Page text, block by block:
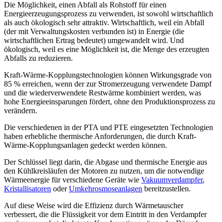
Die Möglichkeit, einen Abfall als Rohstoff für einen
Energieerzeugungsprozess zu verwenden, ist sowohl wirtschaftlich
als auch ökologisch sehr attraktiv. Wirtschaftlich, weil ein Abfall
(der mit Verwaltungskosten verbunden ist) in Energie (die
wirtschaftlichen Ertrag bedeutet) umgewandelt wird. Und
ökologisch, weil es eine Möglichkeit ist, die Menge des erzeugten
Abfalls zu reduzieren.
Kraft-Wärme-Kopplungstechnologien können Wirkungsgrade von
85 % erreichen, wenn der zur Stromerzeugung verwendete Dampf
und die wiederverwendete Restwärme kombiniert werden, was
hohe Energieeinsparungen fördert, ohne den Produktionsprozess zu
verändern.
Die verschiedenen in der PTA und PTE eingesetzten Technologien
haben erhebliche thermische Anforderungen, die durch Kraft-
Wärme-Kopplungsanlagen gedeckt werden können.
Der Schlüssel liegt darin, die Abgase und thermische Energie aus
den Kühlkreisläufen der Motoren zu nutzen, um die notwendige
Wärmeenergie für verschiedene Geräte wie Vakuumverdampfer,
Kristallisatoren oderUmkehrosmoseanlagen bereitzustellen.
Auf diese Weise wird die Effizienz durch Wärmetauscher
verbessert, die die Flüssigkeit vor dem Eintritt in den Verdampfer